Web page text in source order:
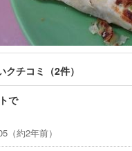
クチコミ（2件）
で
（約2年前）